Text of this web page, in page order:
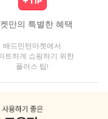
만의 특별한 혜택
배드민턴마켓에서
트하게 쇼핑하기 위한
플러스 팁!